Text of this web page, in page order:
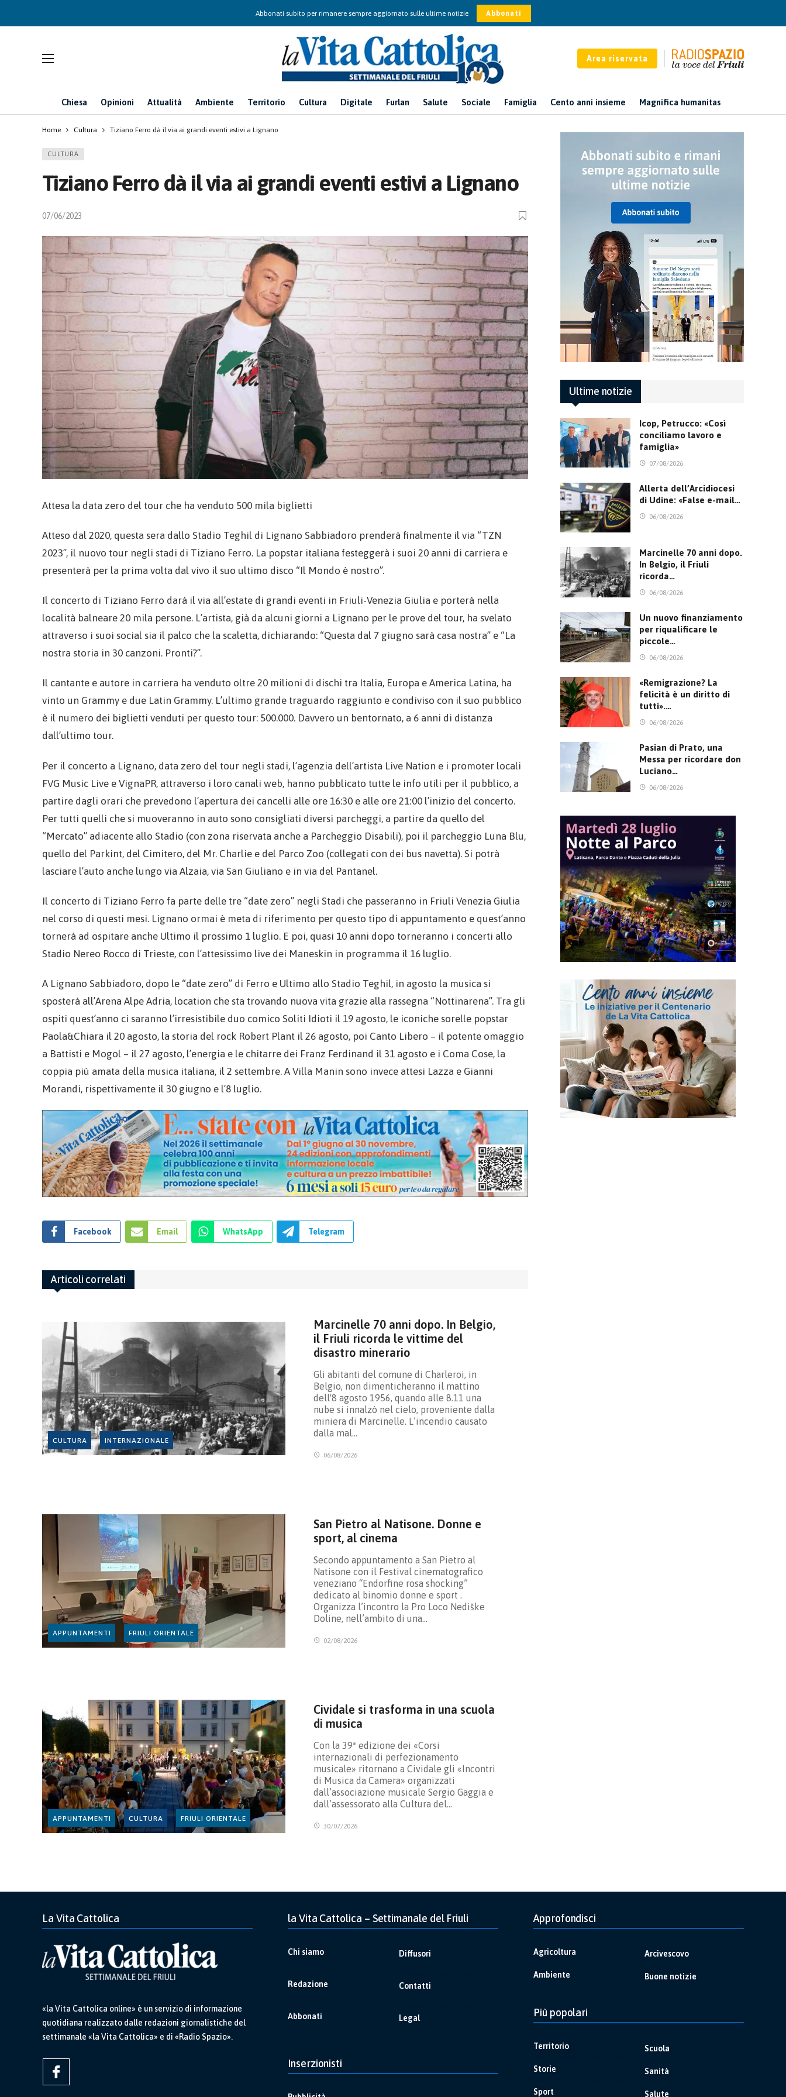
Abbonati subito per rimanere sempre aggiornato sulle ultime notizie Abbonati
Area riservata
Chiesa Opinioni Attualità Ambiente Territorio Cultura Digitale Furlan Salute Sociale Famiglia Cento anni insieme Magnifica humanitas
Home Cultura Tiziano Ferro dà il via ai grandi eventi estivi a Lignano
CULTURA
Tiziano Ferro dà il via ai grandi eventi estivi a Lignano
07/06/2023
Attesa la data zero del tour che ha venduto 500 mila biglietti
Atteso dal 2020, questa sera dallo Stadio Teghil di Lignano Sabbiadoro prenderà finalmente il via “TZN
2023”, il nuovo tour negli stadi di Tiziano Ferro. La popstar italiana festeggerà i suoi 20 anni di carriera e
presenterà per la prima volta dal vivo il suo ultimo disco “Il Mondo è nostro”.
Il concerto di Tiziano Ferro darà il via all’estate di grandi eventi in Friuli-Venezia Giulia e porterà nella
località balneare 20 mila persone. L’artista, già da alcuni giorni a Lignano per le prove del tour, ha svelato
attraverso i suoi social sia il palco che la scaletta, dichiarando: “Questa dal 7 giugno sarà casa nostra” e “La
nostra storia in 30 canzoni. Pronti?”.
Il cantante e autore in carriera ha venduto oltre 20 milioni di dischi tra Italia, Europa e America Latina, ha
vinto un Grammy e due Latin Grammy. L’ultimo grande traguardo raggiunto e condiviso con il suo pubblico
è il numero dei biglietti venduti per questo tour: 500.000. Davvero un bentornato, a 6 anni di distanza
dall’ultimo tour.
Per il concerto a Lignano, data zero del tour negli stadi, l’agenzia dell’artista Live Nation e i promoter locali
FVG Music Live e VignaPR, attraverso i loro canali web, hanno pubblicato tutte le info utili per il pubblico, a
partire dagli orari che prevedono l’apertura dei cancelli alle ore 16:30 e alle ore 21:00 l’inizio del concerto.
Per tutti quelli che si muoveranno in auto sono consigliati diversi parcheggi, a partire da quello del
“Mercato” adiacente allo Stadio (con zona riservata anche a Parcheggio Disabili), poi il parcheggio Luna Blu,
quello del Parkint, del Cimitero, del Mr. Charlie e del Parco Zoo (collegati con dei bus navetta). Si potrà
lasciare l’auto anche lungo via Alzaia, via San Giuliano e in via del Pantanel.
Il concerto di Tiziano Ferro fa parte delle tre “date zero” negli Stadi che passeranno in Friuli Venezia Giulia
nel corso di questi mesi. Lignano ormai è meta di riferimento per questo tipo di appuntamento e quest’anno
tornerà ad ospitare anche Ultimo il prossimo 1 luglio. E poi, quasi 10 anni dopo torneranno i concerti allo
Stadio Nereo Rocco di Trieste, con l’attesissimo live dei Maneskin in programma il 16 luglio.
A Lignano Sabbiadoro, dopo le “date zero” di Ferro e Ultimo allo Stadio Teghil, in agosto la musica si
sposterà all’Arena Alpe Adria, location che sta trovando nuova vita grazie alla rassegna “Nottinarena”. Tra gli
ospiti quest’anno ci saranno l’irresistibile duo comico Soliti Idioti il 19 agosto, le iconiche sorelle popstar
Paola&Chiara il 20 agosto, la storia del rock Robert Plant il 26 agosto, poi Canto Libero – il potente omaggio
a Battisti e Mogol – il 27 agosto, l’energia e le chitarre dei Franz Ferdinand il 31 agosto e i Coma Cose, la
coppia più amata della musica italiana, il 2 settembre. A Villa Manin sono invece attesi Lazza e Gianni
Morandi, rispettivamente il 30 giugno e l’8 luglio.
Facebook Email WhatsApp Telegram
Articoli correlati
CULTURA INTERNAZIONALE
Marcinelle 70 anni dopo. In Belgio,
il Friuli ricorda le vittime del
disastro minerario
Gli abitanti del comune di Charleroi, in
Belgio, non dimenticheranno il mattino
dell'8 agosto 1956, quando alle 8.11 una
nube si innalzò nel cielo, proveniente dalla
miniera di Marcinelle. L’incendio causato
dalla mal…
06/08/2026
APPUNTAMENTI FRIULI ORIENTALE
San Pietro al Natisone. Donne e
sport, al cinema
Secondo appuntamento a San Pietro al
Natisone con il Festival cinematografico
veneziano “Endorfine rosa shocking”
dedicato al binomio donne e sport .
Organizza l’incontro la Pro Loco Nediške
Doline, nell’ambito di una…
02/08/2026
APPUNTAMENTI CULTURA FRIULI ORIENTALE
Cividale si trasforma in una scuola
di musica
Con la 39ª edizione dei «Corsi
internazionali di perfezionamento
musicale» ritornano a Cividale gli «Incontri
di Musica da Camera» organizzati
dall’associazione musicale Sergio Gaggia e
dall’assessorato alla Cultura del…
30/07/2026
Ultime notizie
Icop, Petrucco: «Così
conciliamo lavoro e
famiglia»
07/08/2026
Allerta dell’Arcidiocesi
di Udine: «False e-mail…
06/08/2026
Marcinelle 70 anni dopo.
In Belgio, il Friuli
ricorda…
06/08/2026
Un nuovo finanziamento
per riqualificare le
piccole…
06/08/2026
«Remigrazione? La
felicità è un diritto di
tutti».…
06/08/2026
Pasian di Prato, una
Messa per ricordare don
Luciano…
06/08/2026
La Vita Cattolica
«la Vita Cattolica online» è un servizio di informazione
quotidiana realizzato dalle redazioni giornalistiche del
settimanale «la Vita Cattolica» e di «Radio Spazio».
la Vita Cattolica – Settimanale del Friuli
Chi siamo
Redazione
Abbonati
Diffusori
Contatti
Legal
Inserzionisti
Approfondisci
Agricoltura
Ambiente
Arcivescovo
Buone notizie
Più popolari
Territorio
Storie
Sport
Scuola
Sanità
Salute